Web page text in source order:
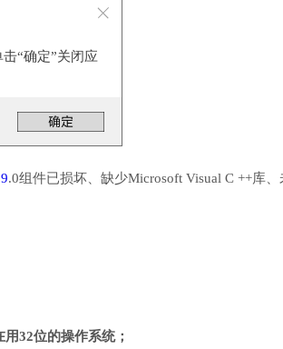
“确定”关闭应
.0组件已损坏、缺少Microsoft Visual C ++库、
32位的操作系统；